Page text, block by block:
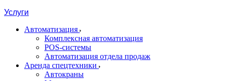
Услуги
Автоматизация
Комплексная автоматизация
POS-системы
Автоматизация отдела продаж
Аренда спецтехники
Автокраны